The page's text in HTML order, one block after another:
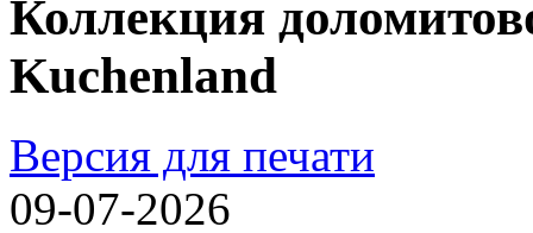
Коллекция
Kuchenland
Версия для печати
09-07-2026